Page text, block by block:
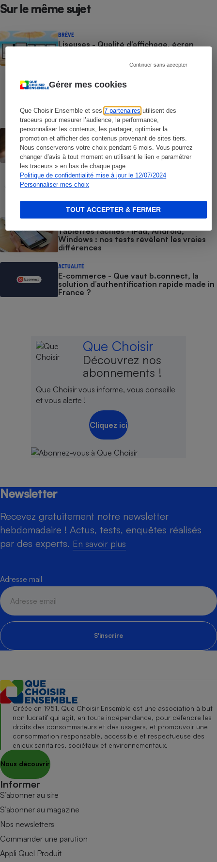
Gérer mes cookies
Que Choisir Ensemble et ses7 partenaires utilisent des
traceurs pour mesurer l’audience, la performance,
personnaliser les contenus, les partager, optimiser la
promotion et afficher des contenus provenant de sites tiers.
Nous conserverons votre choix pendant 6 mois. Vous pourrez
changer d’avis à tout moment en utilisant le lien « paramétrer
les traceurs » en bas de chaque page.
Politique de confidentialité mise à jour le 12/07/2024
Personnaliser mes choix
Continuer sans accepter
TOUT ACCEPTER & FERMER
Sur le même sujet
BRÈVE
Liseuses - Qualité d’affichage, écran
laboratoire imparables sur les
performances réelles
COMMENT NOUS TESTONS
CONSEILS
Windows 10 - Comment réagir face à la
fin des mises à jour
COMMENT NOUS TESTONS
Tablettes tactiles - Le protocole
Tablettes tactiles - iPad, Android,
Windows : nos tests révèlent les vraies
différences
ACTUALITÉ
E-commerce - Que vaut b.connect, la
solution d’authentification rapide made in
France ?
Que Choisir
Découvrez nos
abonnements !
Que Choisir vous informe, vous conseille
et vous alerte !
Cliquez ici
Newsletter
Recevez gratuitement notre newsletter
hebdomadaire ! Actus, tests, enquêtes réalisés
par des experts. En savoir plus
Adresse mail
S'inscrire
Créée en 1951, Que Choisir Ensemble est une association à but
non lucratif qui agit, en toute indépendance, pour défendre les
droits des consommateurs et des usagers, et promouvoir une
consommation responsable, accessible et respectueuse des
enjeux sanitaires, sociétaux et environnementaux.
Nous découvrir
Informer
S’abonner au site
S’abonner au magazine
Nos newsletters
Commander une parution
Appli Quel Produit